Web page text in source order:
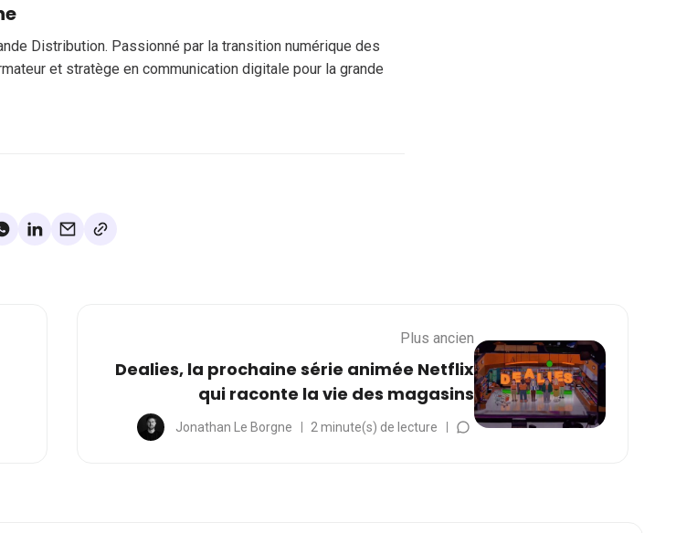
Distribution. Passionné par la transition numérique des
et stratège en communication digitale pour la grande
Plus ancien
Dealies, la prochaine série animée Netflix
qui raconte la vie des magasins
Jonathan Le Borgne 2 minute(s) de lecture